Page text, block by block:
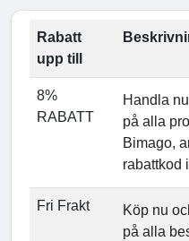
Rabatt
upp till
8%
RABATT
Handla
på alla
Bimago,
rabattkod
Fri Frakt
Köp nu
på alla